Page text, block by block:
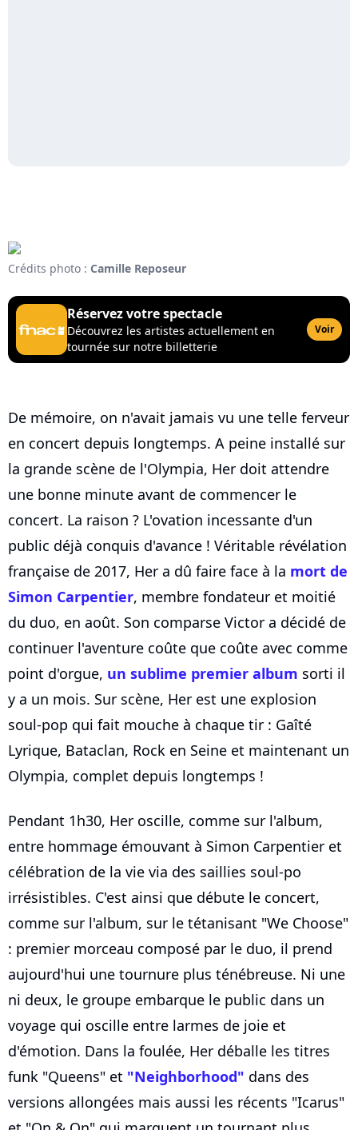
Crédits photo : Camille Reposeur
Réservez votre spectacle
Découvrez les artistes actuellement en
tournée sur notre billetterie
Voir
De mémoire, on n'avait jamais vu une telle ferveur
en concert depuis longtemps. A peine installé sur
la grande scène de l'Olympia, Her doit attendre
une bonne minute avant de commencer le
concert. La raison ? L'ovation incessante d'un
public déjà conquis d'avance ! Véritable révélation
française de 2017, Her a dû faire face à la mort de
Simon Carpentier, membre fondateur et moitié
du duo, en août. Son comparse Victor a décidé de
continuer l'aventure coûte que coûte avec comme
point d'orgue, un sublime premier album sorti il
y a un mois. Sur scène, Her est une explosion
soul-pop qui fait mouche à chaque tir : Gaîté
Lyrique, Bataclan, Rock en Seine et maintenant un
Olympia, complet depuis longtemps !
Pendant 1h30, Her oscille, comme sur l'album,
entre hommage émouvant à Simon Carpentier et
célébration de la vie via des saillies soul-po
irrésistibles. C'est ainsi que débute le concert,
comme sur l'album, sur le tétanisant "We Choose"
: premier morceau composé par le duo, il prend
aujourd'hui une tournure plus ténébreuse. Ni une
ni deux, le groupe embarque le public dans un
voyage qui oscille entre larmes de joie et
d'émotion. Dans la foulée, Her déballe les titres
funk "Queens" et "Neighborhood" dans des
versions allongées mais aussi les récents "Icarus"